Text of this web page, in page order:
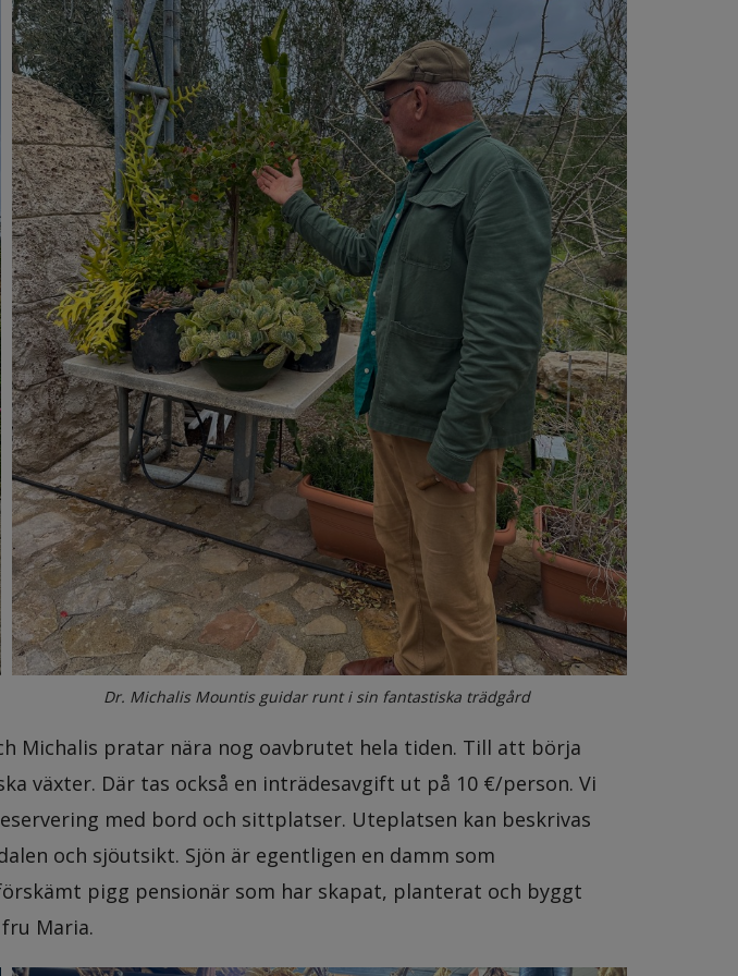
Dr. Michalis Mountis guidar runt i sin fantastiska trädgård
Michalis pratar nära nog oavbrutet hela tiden. Till att börja
växter. Där tas också en inträdesavgift ut på 10 €/person. Vi
med bord och sittplatser. Uteplatsen kan beskrivas
och sjöutsikt. Sjön är egentligen en damm som
pigg pensionär som har skapat, planterat och byggt
Maria.